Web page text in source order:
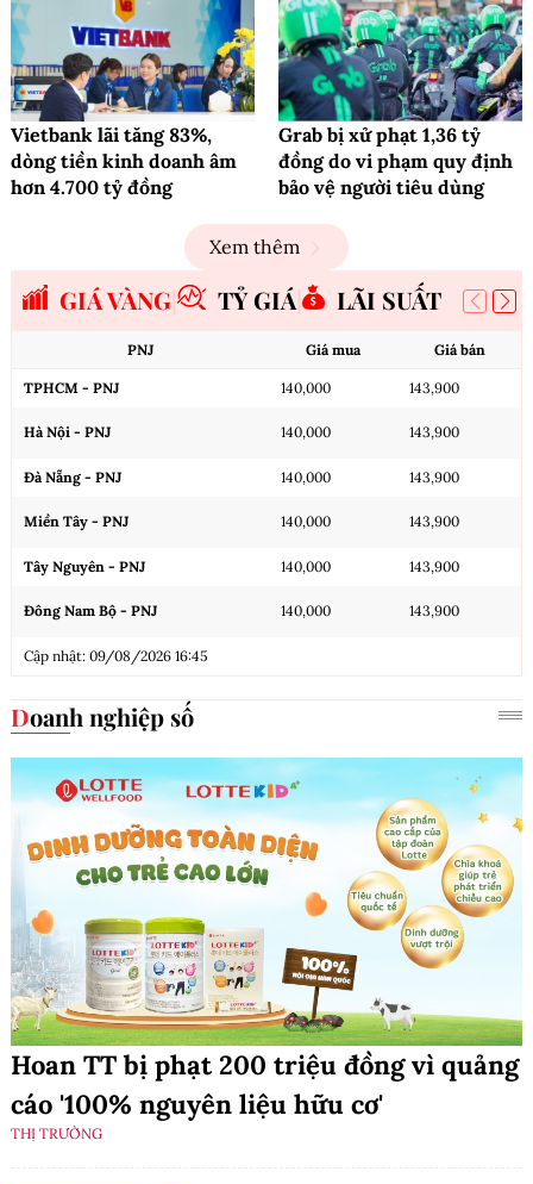
Vietbank lãi tăng 83%,
dòng tiền kinh doanh âm
hơn 4.700 tỷ đồng
Grab bị xử phạt 1,36 tỷ
đồng do vi phạm quy định
bảo vệ người tiêu dùng
Xem thêm
GIÁ VÀNG TỶ GIÁ LÃI SUẤT
PNJ Giá mua Giá bán
TPHCM - PNJ 140,000 143,900
Hà Nội - PNJ 140,000 143,900
Đà Nẵng - PNJ 140,000 143,900
Miền Tây - PNJ 140,000 143,900
Tây Nguyên - PNJ 140,000 143,900
Đông Nam Bộ - PNJ 140,000 143,900
Cập nhật: 09/08/2026 16:45
Doanh nghiệp số
Hoan TT bị phạt 200 triệu đồng vì quảng
cáo '100% nguyên liệu hữu cơ'
THỊ TRƯỜNG